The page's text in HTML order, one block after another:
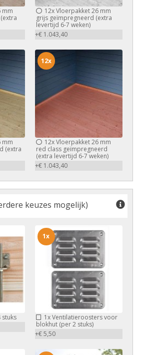
mm
12xVloerpakket 26 mm
grijs geïmpregneerd (extra
levertijd 6-7 weken)
+€ 1.043,40
mm
(extra
12xVloerpakket 26 mm
red class geïmpregneerd
(extra levertijd 6-7 weken)
+€ 1.043,40
12x
keuzes mogelijk)
stuks
1xVentilatieroosters voor
blokhut (per 2 stuks)
+€ 5,50
1x